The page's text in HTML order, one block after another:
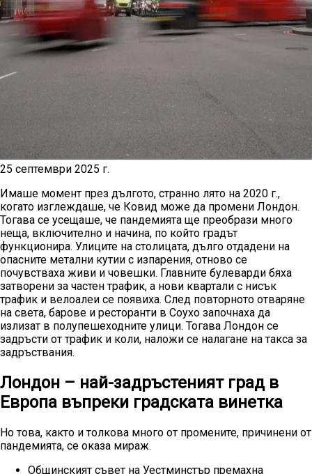
25 септември 2025 г.
Имаше момент през дългото, странно лято на 2020 г.,
когато изглеждаше, че Ковид може да промени Лондон.
Тогава се усещаше, че пандемията ще преобрази много
неща, включително и начина, по който градът
функционира. Улиците на столицата, дълго отдадени на
опасните метални кутии с изпарения, отново се
почувстваха живи и човешки. Главните булеварди бяха
затворени за частен трафик, а нови квартали с нисък
трафик и велоалеи се появиха. След повторното отваряне
на света, барове и ресторанти в Соухо започнаха да
излизат в полупешеходните улици. Тогава Лондон се
задръсти от трафик и коли, наложи се налагане на такса за
задръствания.
Лондон – най-задръстеният град в
Европа въпреки градската винетка
Но това, както и толкова много от промените, причинени от
пандемията, се оказа мираж.
Общинският съвет на Уестминстър премахна